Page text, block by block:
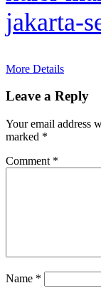
jakarta-
More Details
Leave a Reply
Your email address
marked *
Comment *
Name *